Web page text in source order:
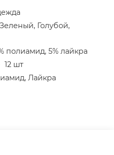
Голубой,
полиамид, 5% лайкра
12 шт
Лайкра